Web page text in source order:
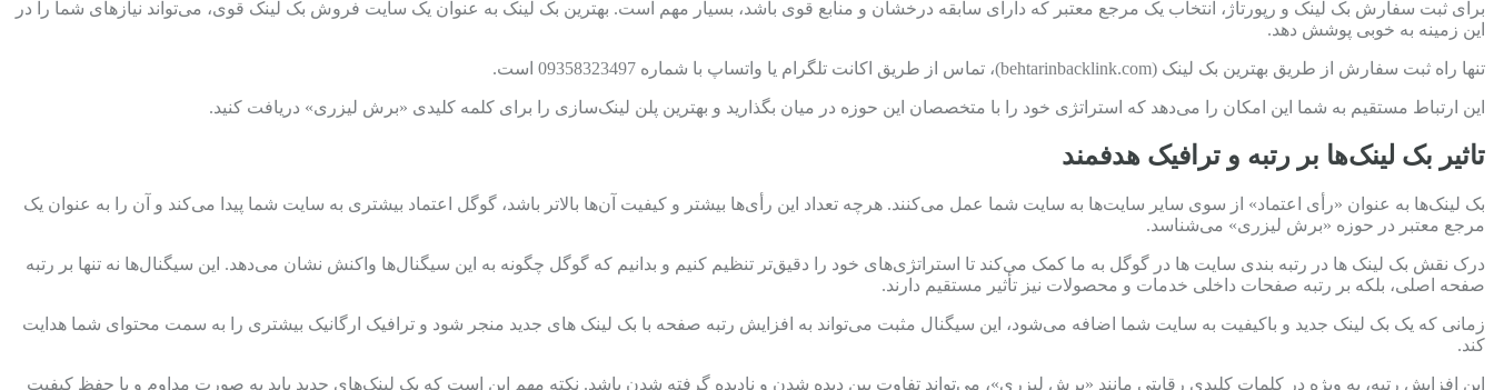
برای ثبت سفارش بک لینک و رپورتاژ، انتخاب یک مرجع معتبر که دارای سابقه درخشان و منابع قوی باشد، بسیار مهم است. بهترین بک لینک به عنوان یک سایت فروش بک لینک قوی، می‌تواند نیازهای شما را در
این زمینه به خوبی پوشش دهد.
تنها راه ثبت سفارش از طریق بهترین بک لینک (behtarinbacklink.com)، تماس از طریق اکانت تلگرام یا واتساپ با شماره 09358323497 است.
این ارتباط مستقیم به شما این امکان را می‌دهد که استراتژی خود را با متخصصان این حوزه در میان بگذارید و بهترین پلن لینک‌سازی را برای کلمه کلیدی «برش لیزری» دریافت کنید.
تاثیر بک لینک‌ها بر رتبه و ترافیک هدفمند
بک لینک‌ها به عنوان «رأی اعتماد» از سوی سایر سایت‌ها به سایت شما عمل می‌کنند. هرچه تعداد این رأی‌ها بیشتر و کیفیت آن‌ها بالاتر باشد، گوگل اعتماد بیشتری به سایت شما پیدا می‌کند و آن را به عنوان یک
مرجع معتبر در حوزه «برش لیزری» می‌شناسد.
درک نقش بک لینک ها در رتبه بندی سایت ها در گوگل به ما کمک می‌کند تا استراتژی‌های خود را دقیق‌تر تنظیم کنیم و بدانیم که گوگل چگونه به این سیگنال‌ها واکنش نشان می‌دهد. این سیگنال‌ها نه تنها بر رتبه
صفحه اصلی، بلکه بر رتبه صفحات داخلی خدمات و محصولات نیز تأثیر مستقیم دارند.
زمانی که یک بک لینک جدید و باکیفیت به سایت شما اضافه می‌شود، این سیگنال مثبت می‌تواند به افزایش رتبه صفحه با بک لینک های جدید منجر شود و ترافیک ارگانیک بیشتری را به سمت محتوای شما هدایت
کند.
این افزایش رتبه، به ویژه در کلمات کلیدی رقابتی مانند «برش لیزری»، می‌تواند تفاوت بین دیده شدن و نادیده گرفته شدن باشد. نکته مهم این است که بک لینک‌های جدید باید به صورت مداوم و با حفظ کیفیت